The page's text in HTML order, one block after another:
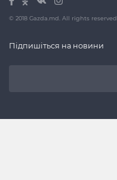
© 2018 Gazda.md. All rights reserved
Підпишіться на новини